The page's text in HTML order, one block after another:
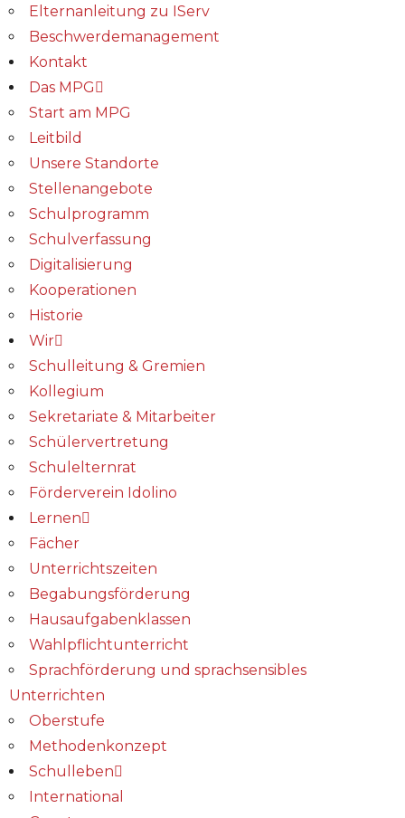
Elternanleitung zu IServ
Beschwerdemanagement
Kontakt
Das MPG
Start am MPG
Leitbild
Unsere Standorte
Stellenangebote
Schulprogramm
Schulverfassung
Digitalisierung
Kooperationen
Historie
Wir
Schulleitung & Gremien
Kollegium
Sekretariate & Mitarbeiter
Schülervertretung
Schulelternrat
Förderverein Idolino
Lernen
Fächer
Unterrichtszeiten
Begabungs­förderung
Hausaufgabenklassen
Wahlpflichtunterricht
Sprachförderung und sprachsensibles
Unterrichten
Oberstufe
Methodenkonzept
Schulleben
International